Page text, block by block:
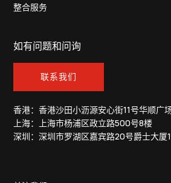
整合服务
如有问题和问询
联系我们
香港：香港沙田小沥源安心街11号华顺广
上海：上海市杨浦区政立路500号8楼
深圳：深圳市罗湖区嘉宾路20号爵士大厦